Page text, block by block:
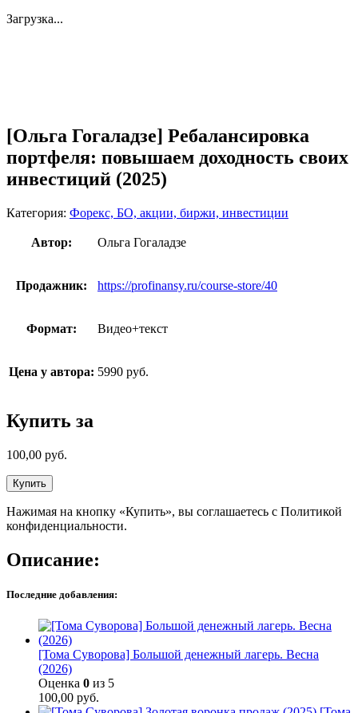
Загрузка...
[Ольга Гогаладзе] Ребалансировка
портфеля: повышаем доходность своих
инвестиций (2025)
Категория: Форекс, БО, акции, биржи, инвестиции
Автор: Ольга Гогаладзе
Продажник: https://profinansy.ru/course-store/40
Формат: Видео+текст
Цена у автора: 5990 руб.
Купить за
100,00 руб.
Купить
Нажимая на кнопку «Купить», вы соглашаетесь с Политикой
конфиденциальности.
Описание:
Последние добавления:
[Тома Суворова] Большой денежный лагерь. Весна
(2026)
Оценка 0 из 5
100,00 руб.